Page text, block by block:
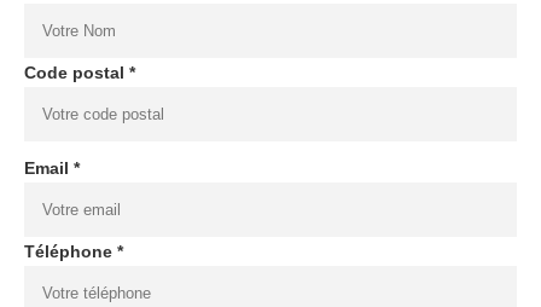
Code postal *
Email *
Téléphone *